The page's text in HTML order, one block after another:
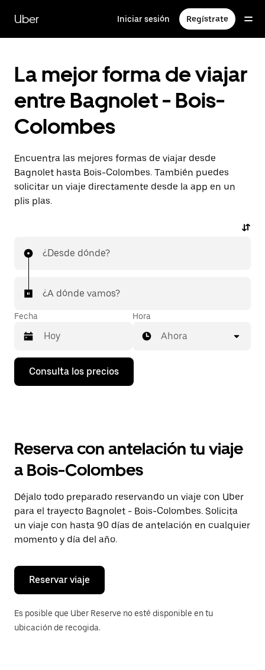
contenido
principal
Uber Iniciar sesión Regístrate
La mejor forma de viajar
entre Bagnolet - Bois-
Colombes
Encuentra las mejores formas de viajar desde
Bagnolet hasta Bois-Colombes. También puedes
solicitar un viaje directamente desde la app en un
plis plas.
¿Desde dónde?
¿A dónde vamos?
Fecha
Pulsa
flecha
calendario
seleccionar
fecha.
Pulsa
el
botón
de
escape
cerrar
calendario.
Hora
Ahora
Consulta los precios
Reserva con antelación tu viaje
a Bois-Colombes
Déjalo todo preparado reservando un viaje con Uber
para el trayecto Bagnolet - Bois-Colombes. Solicita
un viaje con hasta 90 días de antelación en cualquier
momento y día del año.
Reservar viaje
Es posible que Uber Reserve no esté disponible en tu
ubicación de recogida.